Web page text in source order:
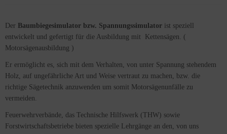
Der Baumbiegesimulator bzw. Spannungssimulator ist speziell
entwickelt und gefertigt für die Ausbildung mit Kettensägen. (
Motorsägenausbildung )
Er ermöglicht es, sich mit dem Verhalten, von unter Spannung stehendem
Holz, auf ungefährliche Art und Weise vertraut zu machen, bzw. die
richtige Sägetechnik anzuwenden um somit Motorsägenunfälle zu
vermeiden.
Feuerwehrverbände, das Technische Hilfswerk (THW) sowie
Forstwirtschaftsbetriebe bieten spezielle Lehrgänge an den, von uns